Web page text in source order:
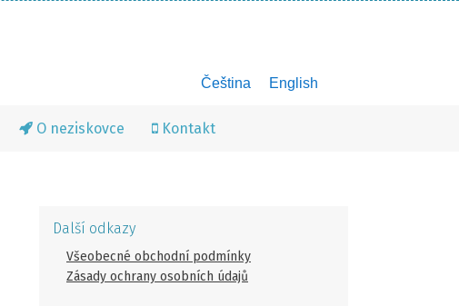
Čeština English
O neziskovce Kontakt
Další odkazy
Všeobecné obchodní podmínky
Zásady ochrany osobních údajů